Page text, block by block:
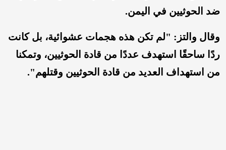
ضد الحوثيين في اليمن.
وقال والتز: "لم تكن هذه هجمات عشوائية، بل كانت
ردًا ساحقًا استهدف عددًا من قادة الحوثيين، وتمكنا
من استهداف العديد من قادة الحوثيين وقتلهم".